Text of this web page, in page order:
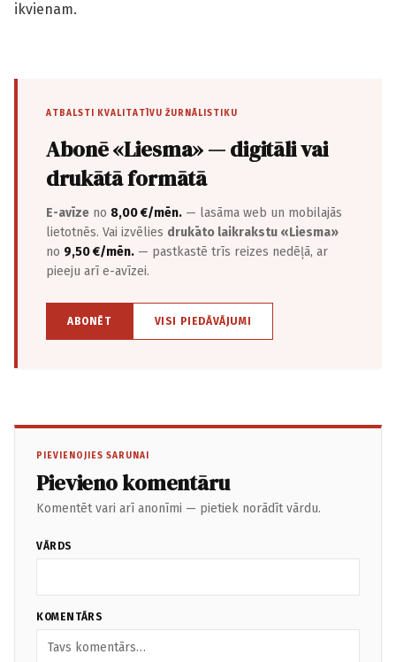
ikvienam.
ATBALSTI KVALITATĪVU ŽURNĀLISTIKU
Abonē «Liesma» — digitāli vai
drukātā formātā
E-avīze no 8,00 €/mēn. — lasāma web un mobilajās
lietotnēs. Vai izvēlies drukāto laikrakstu «Liesma»
no 9,50 €/mēn. — pastkastē trīs reizes nedēļā, ar
pieeju arī e-avīzei.
ABONĒT VISI PIEDĀVĀJUMI
PIEVIENOJIES SARUNAI
Pievieno komentāru
Komentēt vari arī anonīmi — pietiek norādīt vārdu.
VĀRDS
KOMENTĀRS